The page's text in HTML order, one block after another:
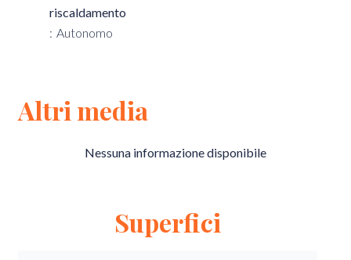
riscaldamento
Autonomo
Altri media
Nessuna informazione disponibile
Superfici